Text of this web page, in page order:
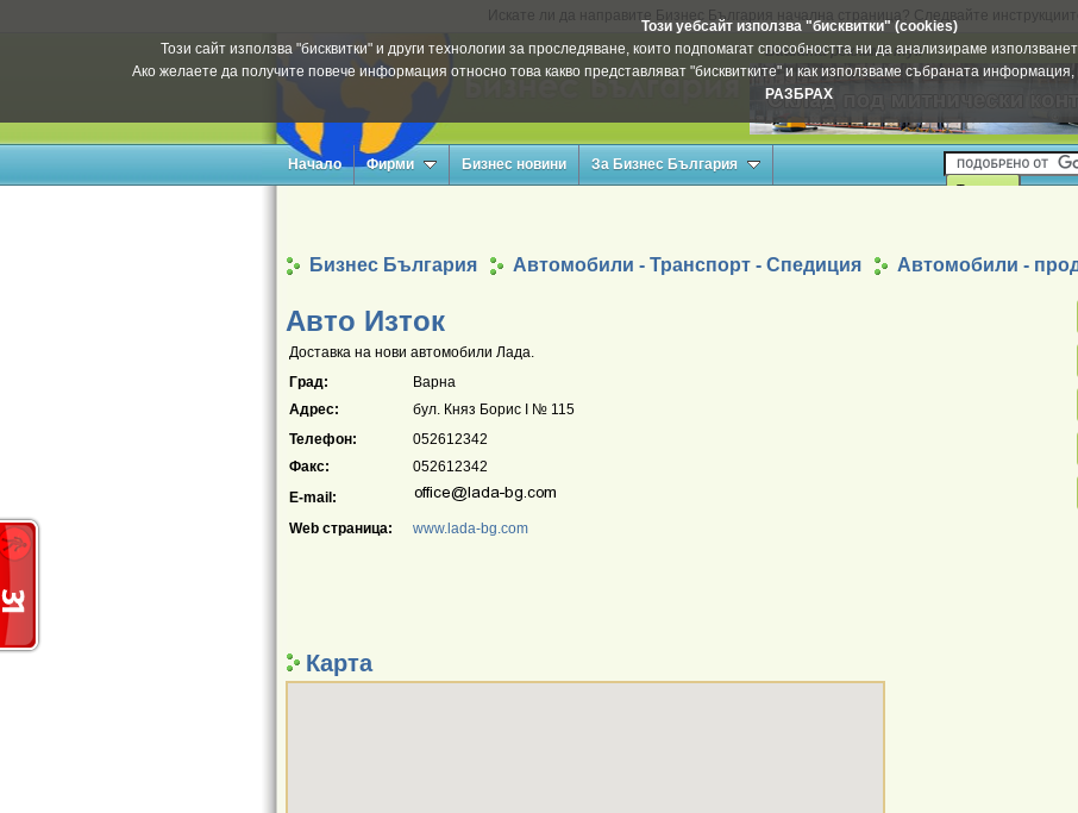
Искате ли да направите Бизнес България начална страница? Следвайте
Този уебсайт използва "бисквитки" (cookies)
Този сайт използва "бисквитки" и други технологии за проследяване, които подпомагат способността ни да анализираме
Ако желаете да получите повече информация относно това какво представляват "бисквитките" и как използваме събраната
РАЗБРАХ
Вашата реклама тук
Начало Фирми Бизнес новини За Бизнес България
Бизнес България Автомобили - Транспорт - Спедиция Автомобили -
Авто Изток
Доставка на нови автомобили Лада.
Град:
Варна
Адрес:
бул. Княз Борис І № 115
Телефон:
052612342
Факс:
052612342
E-mail:
Web страница:
www.lada-bg.com
Карта